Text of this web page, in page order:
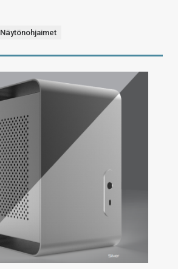
Näytönohjaimet